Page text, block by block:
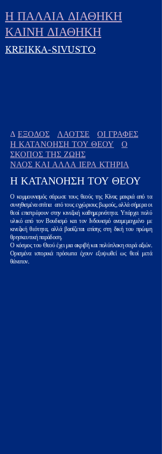
Η ΠΑΛΑΙΑ ΔΙΑΘΗΚΗ
ΚΑΙΝΗ ΔΙΑΘΗΚΗ
KREIKKA-SIVUSTO
Δ ΕΞΟΔΟΣ ΛΑΟΤΣΕ
ΟΙ ΓΡΑΦΕΣ
Η ΚΑΤΑΝΟΗΣΗ ΤΟΥ ΘΕΟΥ
Ο
ΣΚΟΠΟΣ ΤΗΣ ΖΩΗΣ
ΝΑΟΣ ΚΑΙ ΑΛΛΑ ΙΕΡΑ ΚΤΗΡΙΑ
Η ΚΑΤΑΝΟΗΣΗ ΤΟΥ ΘΕΟΥ
Ο κομμουνισμός σάρωσε τους θεούς της Κίνας μακριά από τα
συνηθισμένα σπίτια από τους εγχώριους βωμούς, αλλά σήμερα οι
θεοί επιστρέφουν στην κινεζική καθημερινότητα. Υπάρχει πολύ
υλικό από τον Βουδισμό και τον Ινδουισμό αναμεμειγμένο με
κινεζική θεότητα, αλλά βασίζεται επίσης στη δική του πρώιμη
θρησκευτική παράδοση.
Ο κόσμος του Θεού έχει μια ακριβή και πολύπλοκη σειρά αξιών.
Ορισμένα ιστορικά πρόσωπα έχουν εξυψωθεί ως θεοί μετά
θάνατον.